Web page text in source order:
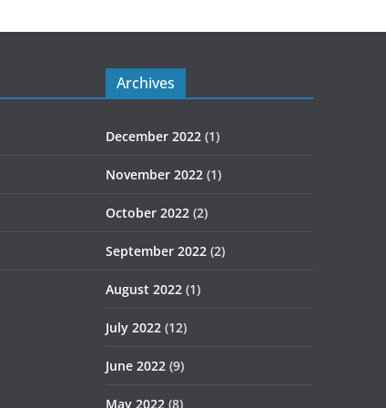
Archives
December 2022 (1)
November 2022 (1)
October 2022 (2)
September 2022 (2)
August 2022 (1)
July 2022 (12)
June 2022 (9)
May 2022 (8)